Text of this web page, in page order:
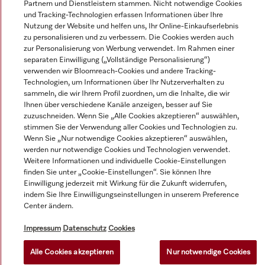
© Miele & Cie. KG.
Partnern und Dienstleistern stammen. Nicht notwendige Cookies
und Tracking-Technologien erfassen Informationen über Ihre
Nutzung der Website und helfen uns, Ihr Online-Einkaufserlebnis
zu personalisieren und zu verbessern. Die Cookies werden auch
zur Personalisierung von Werbung verwendet. Im Rahmen einer
separaten Einwilligung („Vollständige Personalisierung“)
verwenden wir Bloomreach-Cookies und andere Tracking-
Technologien, um Informationen über Ihr Nutzerverhalten zu
sammeln, die wir Ihrem Profil zuordnen, um die Inhalte, die wir
Ihnen über verschiedene Kanäle anzeigen, besser auf Sie
zuzuschneiden. Wenn Sie „Alle Cookies akzeptieren“ auswählen,
stimmen Sie der Verwendung aller Cookies und Technologien zu.
Wenn Sie „Nur notwendige Cookies akzeptieren“ auswählen,
werden nur notwendige Cookies und Technologien verwendet.
Weitere Informationen und individuelle Cookie-Einstellungen
finden Sie unter „Cookie-Einstellungen“. Sie können Ihre
Einwilligung jederzeit mit Wirkung für die Zukunft widerrufen,
indem Sie Ihre Einwilligungseinstellungen in unserem Preference
Center ändern.
Impressum Datenschutz Cookies
Alle Cookies akzeptieren Nur notwendige Cookies